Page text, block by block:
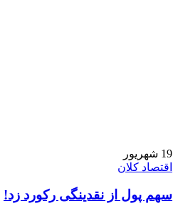
19 شهریور
اقتصاد کلان
سهم پول از نقدینگی رکورد زد!